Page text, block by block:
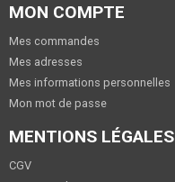
MON COMPTE
Mes commandes
Mes adresses
Mes informations personnelles
Mon mot de passe
MENTIONS LÉGALES
CGV